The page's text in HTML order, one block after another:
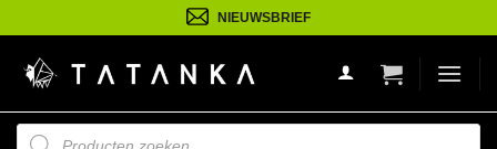
naar
inhoud
NIEUWSBRIEF
Producten